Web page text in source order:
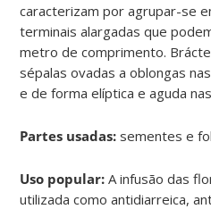
caracterizam por agrupar-se
terminais alargadas que
metro de comprimento.
sépalas ovadas a oblongas
e de forma elíptica e aguda
Partes usadas: sementes e
Uso popular:A infusão das
utilizada como antidiarreica,